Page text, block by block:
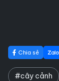
Chia sẻ
#cây cảnh